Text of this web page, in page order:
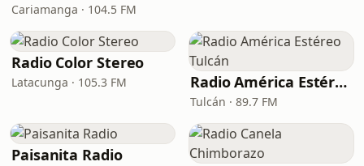
Cariamanga · 104.5 FM
Radio Color Stereo
Latacunga · 105.3 FM Radio América Estéreo Tulcán
Tulcán · 89.7 FM
Paisanita Radio